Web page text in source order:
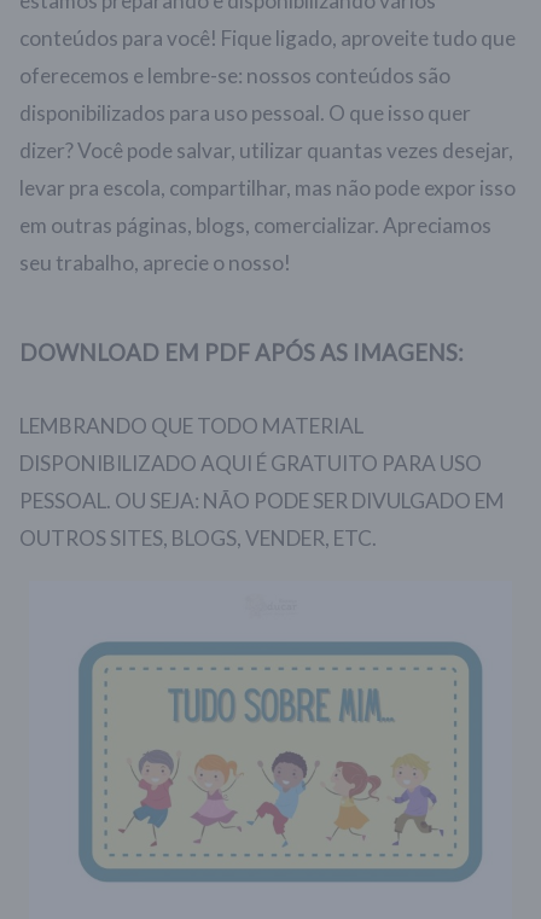
conteúdos para você! Fique ligado, aproveite tudo que
oferecemos e lembre-se: nossos conteúdos são
disponibilizados para uso pessoal. O que isso quer
dizer? Você pode salvar, utilizar quantas vezes desejar,
levar pra escola, compartilhar, mas não pode expor isso
em outras páginas, blogs, comercializar. Apreciamos
seu trabalho, aprecie o nosso!
DOWNLOAD EM PDF APÓS AS IMAGENS:
LEMBRANDO QUE TODO MATERIAL
DISPONIBILIZADO AQUI É GRATUITO PARA USO
PESSOAL. OU SEJA: NÃO PODE SER DIVULGADO EM
OUTROS SITES, BLOGS, VENDER, ETC.